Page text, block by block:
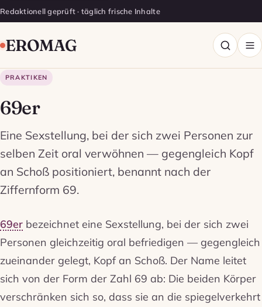
Redaktionell geprüft · täglich frische Inhalte
EROMAG
PRAKTIKEN
69er
Eine Sexstellung, bei der sich zwei Personen zur
selben Zeit oral verwöhnen — gegengleich Kopf
an Schoß positioniert, benannt nach der
Ziffernform 69.
69er bezeichnet eine Sexstellung, bei der sich zwei
Personen gleichzeitig oral befriedigen — gegengleich
zueinander gelegt, Kopf an Schoß. Der Name leitet
sich von der Form der Zahl 69 ab: Die beiden Körper
verschränken sich so, dass sie an die spiegelverkehrt